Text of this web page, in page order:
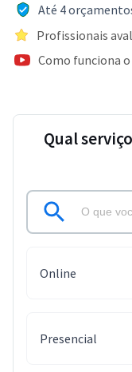
Até 4
Profissionais
Como funciona
Qual
Online
Presencial